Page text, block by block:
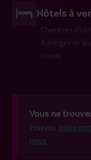
Hôtels à
Chambres
Auberges de
Hôtels
Vous ne
Essayez notre
nous